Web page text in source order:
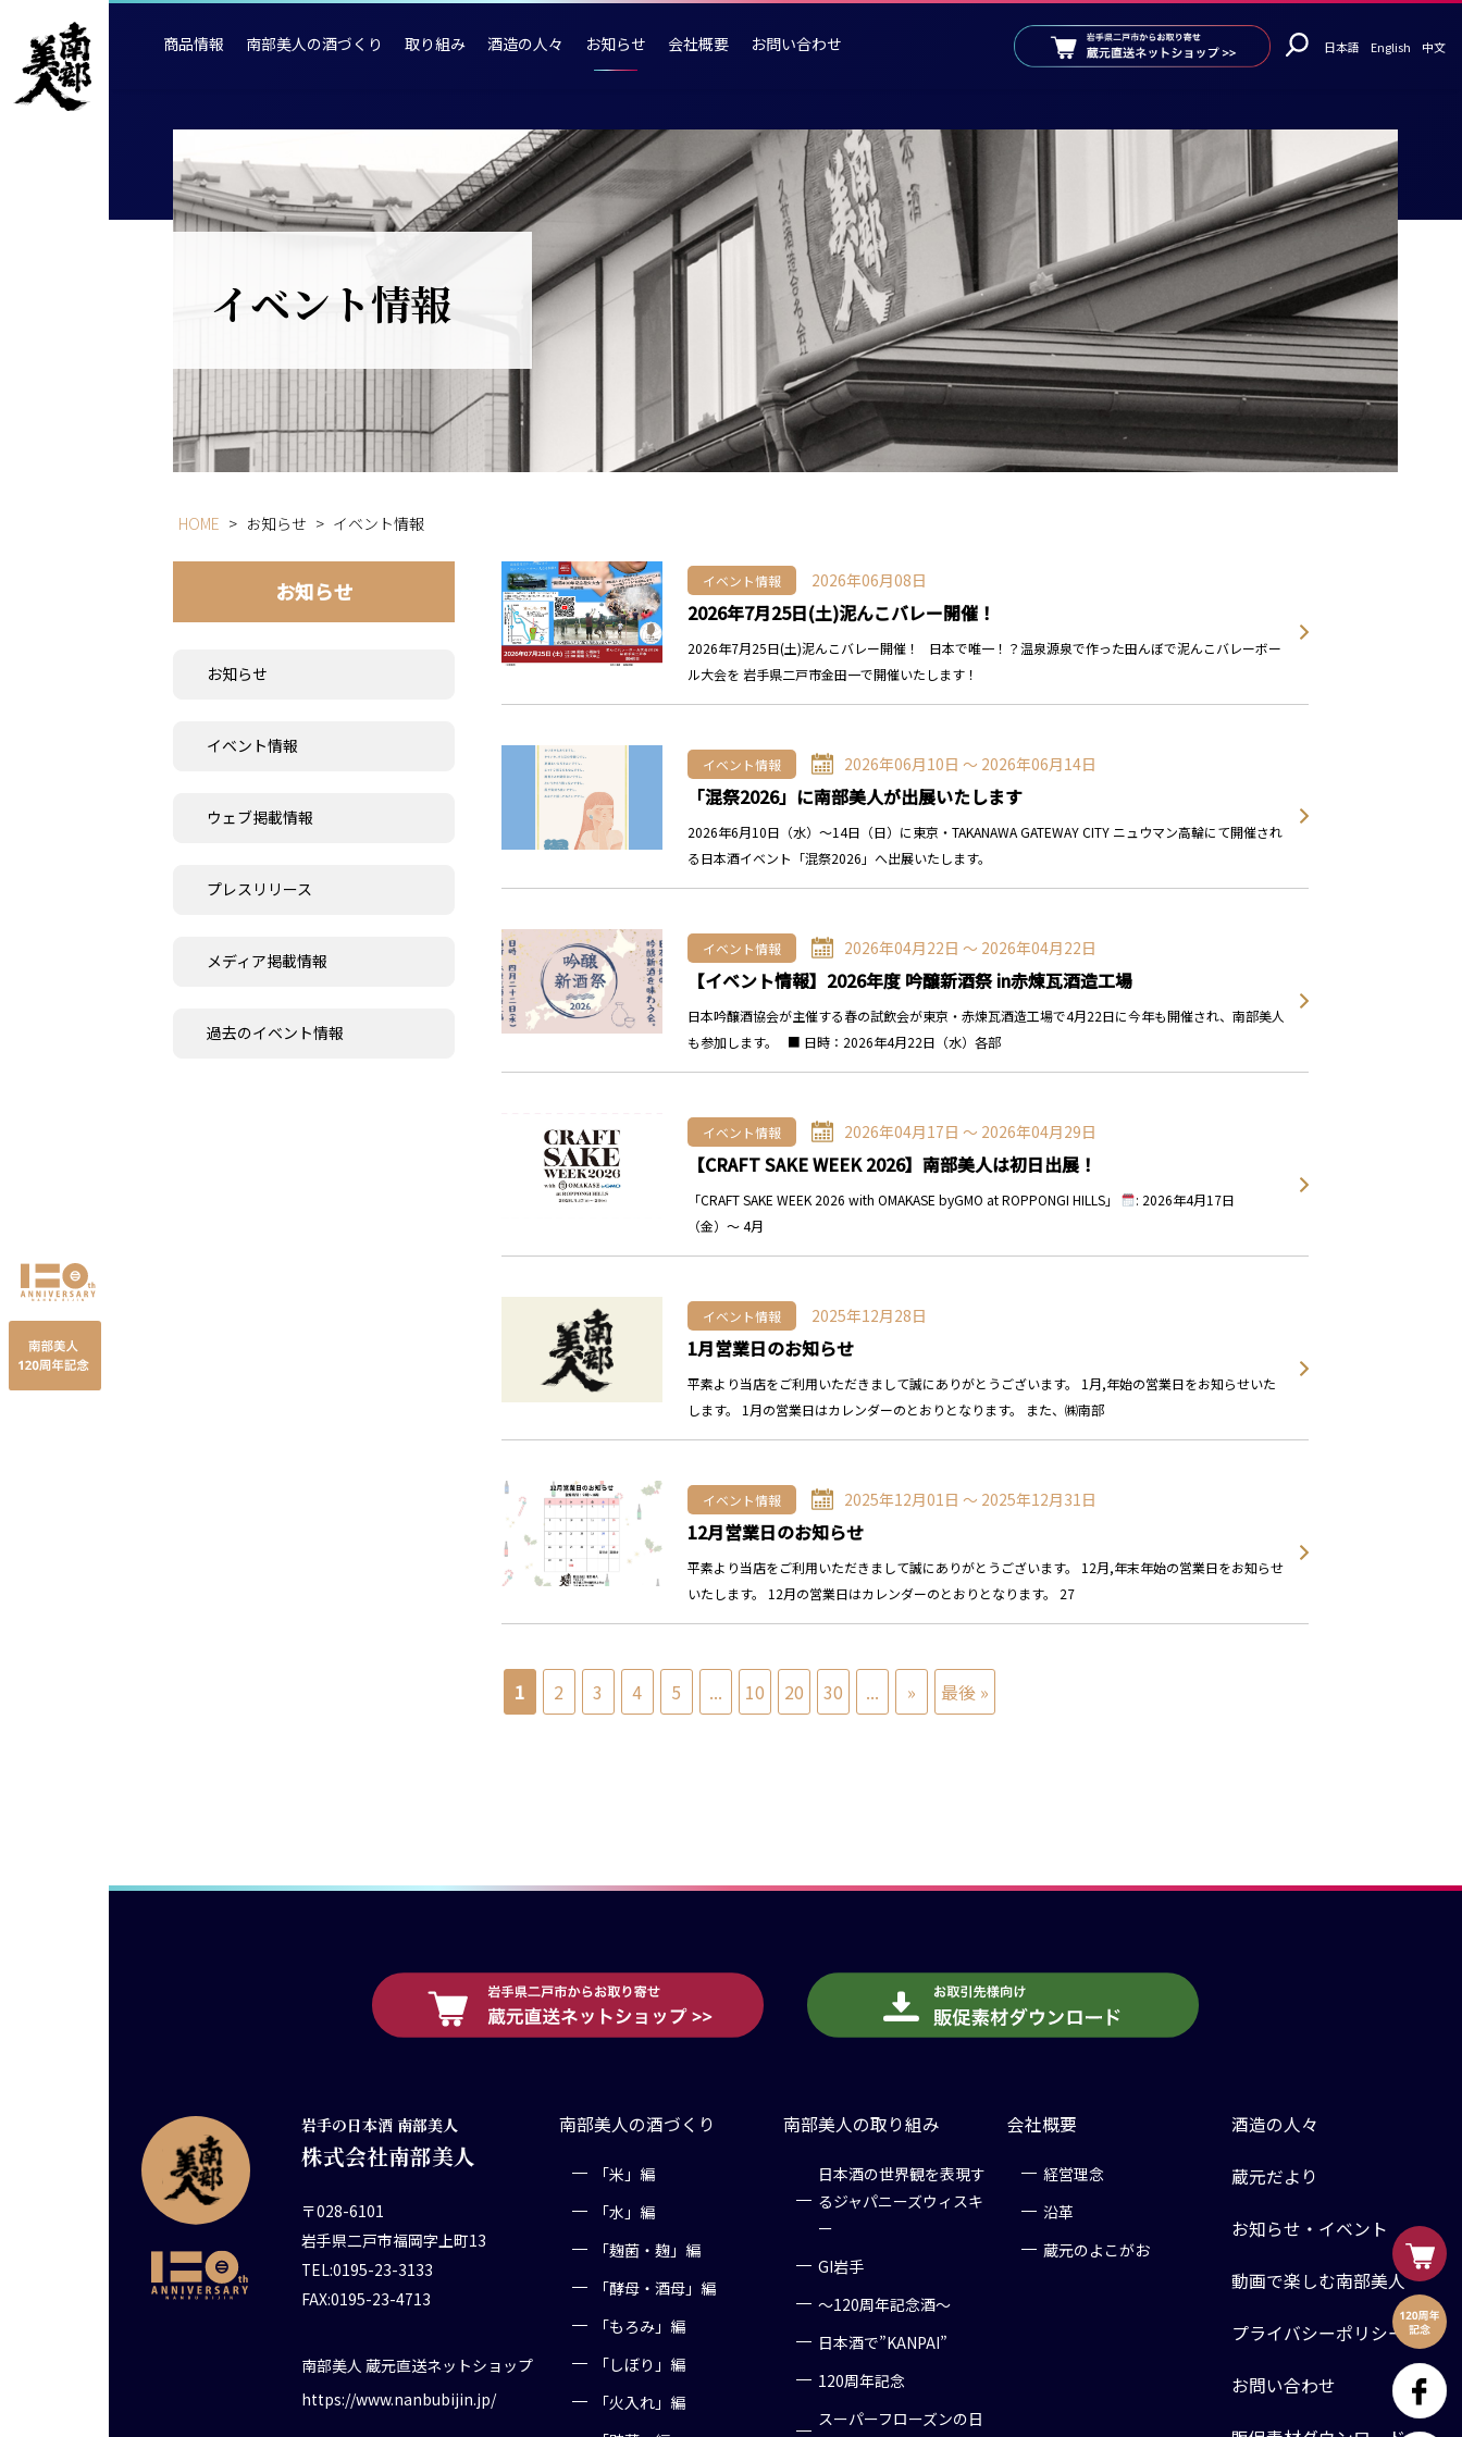
商品情報 南部美人の酒づくり 取り組み 酒造の人々 お知らせ 会社概要 お問い合わせ 日本語 English 中文
イベント情報
HOME > お知らせ > イベント情報
お知らせ
お知らせ
イベント情報
ウェブ掲載情報
プレスリリース
メディア掲載情報
過去のイベント情報
イベント情報 2026年06月08日
2026年7月25日(土)泥んこバレー開催！
2026年7月25日(土)泥んこバレー開催！ 日本で唯一！？温泉源泉で作った田んぼで泥んこバレーボー
ル大会を 岩手県二戸市金田一で開催いたします！
イベント情報 2026年06月10日 〜 2026年06月14日
「混祭2026」に南部美人が出展いたします
2026年6月10日（水）〜14日（日）に東京・TAKANAWA GATEWAY CITY ニュウマン高輪にて開催され
る日本酒イベント「混祭2026」へ出展いたします。
イベント情報 2026年04月22日 〜 2026年04月22日
【イベント情報】2026年度 吟醸新酒祭 in赤煉瓦酒造工場
日本吟醸酒協会が主催する春の試飲会が東京・赤煉瓦酒造工場で4月22日に今年も開催され、南部美人
も参加します。 ■ 日時：2026年4月22日（水）各部
イベント情報 2026年04月17日 〜 2026年04月29日
【CRAFT SAKE WEEK 2026】南部美人は初日出展！
「CRAFT SAKE WEEK 2026 with OMAKASE byGMO at ROPPONGI HILLS」
: 2026年4月17日
（金）〜 4月
イベント情報 2025年12月28日
1月営業日のお知らせ
平素より当店をご利用いただきまして誠にありがとうございます。 1月,年始の営業日をお知らせいた
します。 1月の営業日はカレンダーのとおりとなります。 また、㈱南部
イベント情報 2025年12月01日 〜 2025年12月31日
12月営業日のお知らせ
平素より当店をご利用いただきまして誠にありがとうございます。 12月,年末年始の営業日をお知らせ
いたします。 12月の営業日はカレンダーのとおりとなります。 27
1 2 3 4 5 ... 10 20 30 ... » 最後 »
岩手の日本酒 南部美人
株式会社南部美人
〒028-6101
岩手県二戸市福岡字上町13
TEL:0195-23-3133
FAX:0195-23-4713
南部美人 蔵元直送ネットショップ
https://www.nanbubijin.jp/
南部美人の酒づくり
「米」編
「水」編
「麹菌・麹」編
「酵母・酒母」編
「もろみ」編
「しぼり」編
「火入れ」編
南部美人の取り組み
日本酒の世界観を表現す
るジャパニーズウィスキ
ー
GI岩手
～120周年記念酒～
日本酒で”KANPAI”
120周年記念
スーパーフローズンの日
会社概要
経営理念
沿革
蔵元のよこがお
酒造の人々
蔵元だより
お知らせ・イベント
動画で楽しむ南部美人
プライバシーポリシー
お問い合わせ